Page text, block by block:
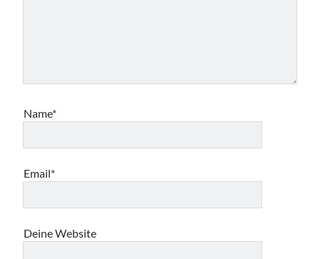
Name*
Email*
Deine Website